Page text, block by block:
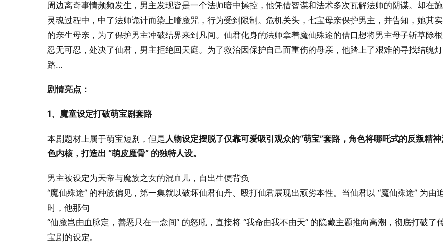
周边离奇事情频频发生，男主发现皆是一个法师暗中操控，他凭借智谋和法术多次瓦解法师的阴谋。却在
灵魂过程中，中了法师诡计而染上嗜魔咒，行为受到限制。危机关头，七宝母亲保护男主，并告知，她其
的亲生母亲，为了保护男主冲破结界来到凡间。仙君化身的法师拿着魔仙殊途的借口想将男主母子斩草除
忍无可忍，处决了仙君，男主拒绝回天庭。为了救治因保护自己而重伤的母亲，他踏上了艰难的寻找结魄
路…
剧情亮点：
1、魔童设定打破萌宝剧套路
本剧题材上属于萌宝短剧，但是人物设定摆脱了仅靠可爱吸引观众的“萌宝”套路，角色将哪吒式的反叛精
色内核，打造出 “萌皮魔骨” 的独特人设。
男主被设定为天帝与魔族之女的混血儿，自出生便背负
“魔仙殊途” 的种族偏见，第一集就以破坏仙君仙丹、殴打仙君展现出顽劣本性。当仙君以 “魔仙殊途” 为由
时，他那句
“仙魔岂由血脉定，善恶只在一念间” 的怒吼，直接将 “我命由我不由天” 的隐藏主题推向高潮，彻底打破了
宝剧的设定。